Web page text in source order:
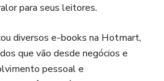
Acalme sua mente, uma
para seus leitores.
diversos e-books na Hotmart,
que vão desde negócios e
pessoal e